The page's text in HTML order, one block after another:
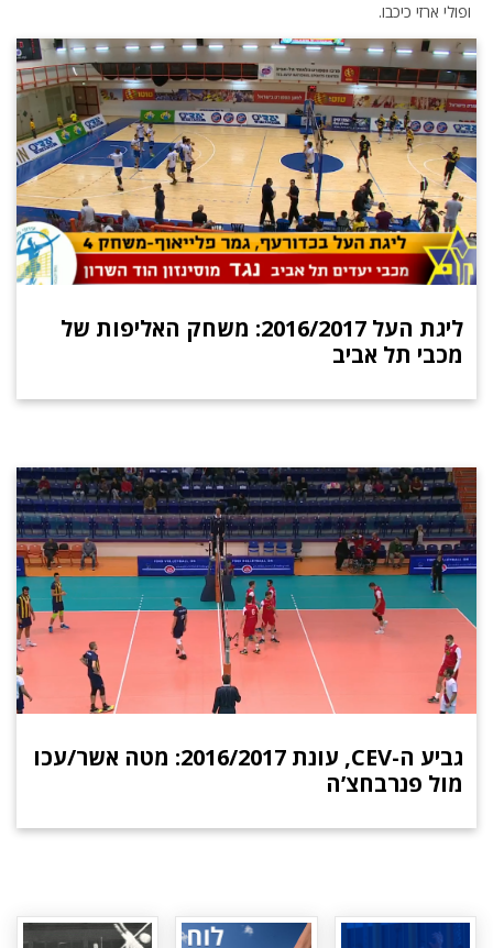
ופולי ארזי כיכבו.
ליגת העל 2016/2017: משחק האליפות של
מכבי תל אביב
גביע ה-CEV, עונת 2016/2017: מטה אשר/עכו
מול פנרבחצ’ה